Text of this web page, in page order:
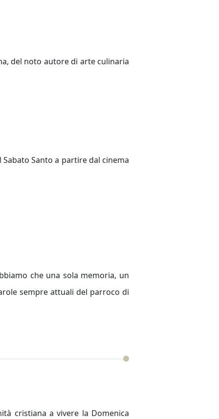
del noto autore di arte culinaria
Santo a partire dal cinema
che una sola memoria, un
sempre attuali del parroco di
cristiana a vivere la Domenica